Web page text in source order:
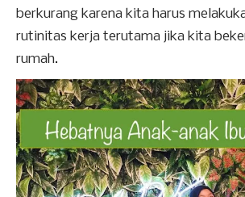
berkurang karena kita harus
rutinitas kerja terutama jika kita
rumah.